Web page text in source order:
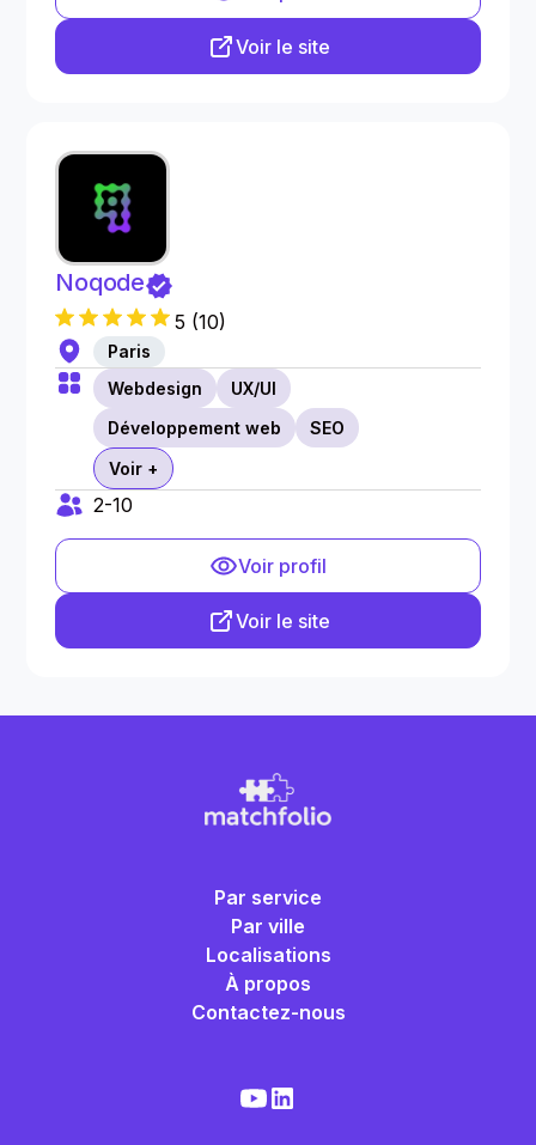
Voir le site
Noqode
5 (10)
Paris
Webdesign
UX/UI
Développement web
SEO
Voir +
2-10
Voir profil
Voir le site
Par service
Par ville
Localisations
À propos
Contactez-nous